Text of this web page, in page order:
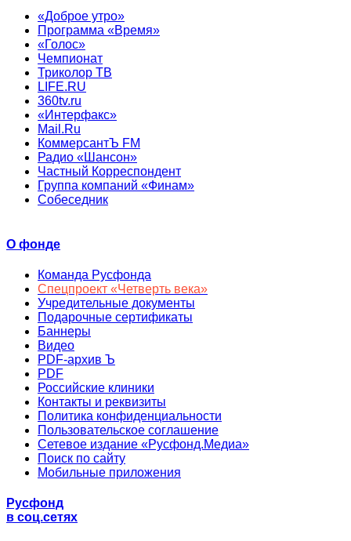
«Доброе утро»
Программа «Время»
«Голос»
Чемпионат
Триколор ТВ
LIFE.RU
360tv.ru
«Интерфакс»
Mail.Ru
КоммерсантЪ FM
Радио «Шансон»
Частный Корреспондент
Группа компаний «Финам»
Собеседник
О фонде
Команда Русфонда
Спецпроект «Четверть века»
Учредительные документы
Подарочные сертификаты
Баннеры
Видео
PDF-архив Ъ
PDF
Российские клиники
Контакты и реквизиты
Политика конфиденциальности
Пользовательское соглашение
Сетевое издание «Русфонд.Медиа»
Поиск по сайту
Мобильные приложения
Русфонд
в соц.сетях